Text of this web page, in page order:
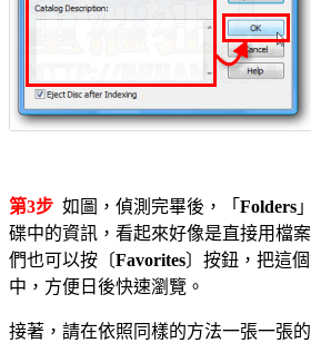
第3步 如圖，偵測完畢後，「 Folders
碟中的資訊，看起來好像是直接用檔
們也可以按〔Favorites〕按鈕，把這
中，方便日後快速瀏覽。
接著，請在依照同樣的方法一張一張